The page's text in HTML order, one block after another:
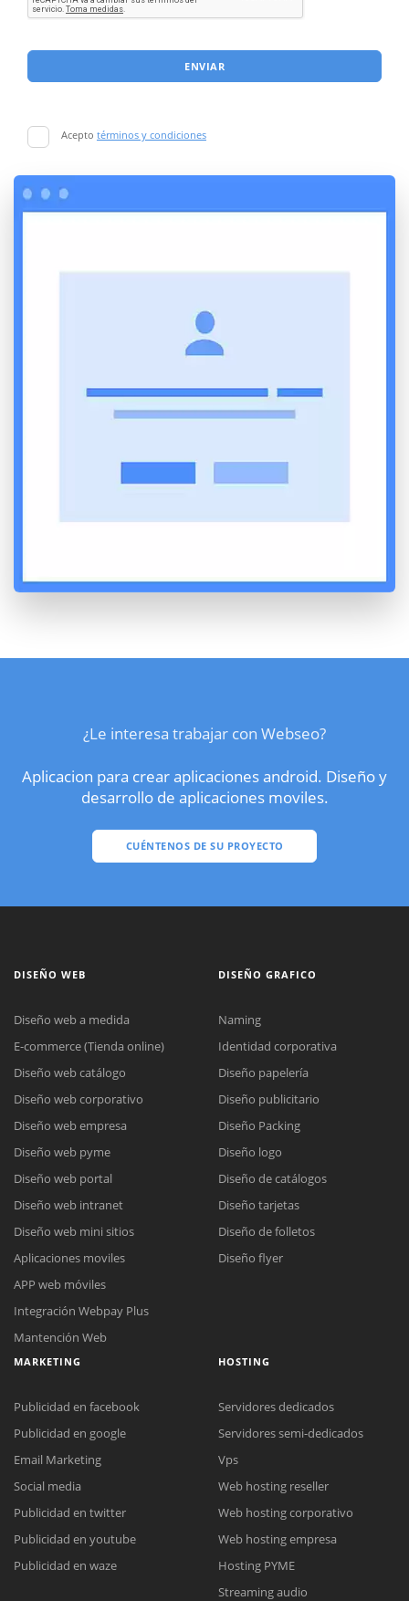
ENVIAR
Acepto términos y condiciones
¿Le interesa trabajar con Webseo?
Aplicacion para crear aplicaciones android. Diseño y
desarrollo de aplicaciones moviles.
CUÉNTENOS DE SU PROYECTO
Reunión online
Nuestros ejecutivos le enviarán un correo electrónico con el enlace a
Meet para la reunión online.
Cotización
Todos nuestros ejecutivos están fuera de línea. Complete el formulario
DISEÑO WEB
Diseño web a medida
E-commerce (Tienda online)
Diseño web catálogo
Diseño web corporativo
Diseño web empresa
Diseño web pyme
Diseño web portal
Diseño web intranet
Diseño web mini sitios
Aplicaciones moviles
APP web móviles
Integración Webpay Plus
Mantención Web
DISEÑO GRAFICO
Naming
Identidad corporativa
Diseño papelería
Diseño publicitario
Diseño Packing
Diseño logo
Diseño de catálogos
Diseño tarjetas
Diseño de folletos
Diseño flyer
MARKETING
Publicidad en facebook
Publicidad en google
Email Marketing
Social media
Publicidad en twitter
Publicidad en youtube
Publicidad en waze
HOSTING
Servidores dedicados
Servidores semi-dedicados
Vps
Web hosting reseller
Web hosting corporativo
Web hosting empresa
Hosting PYME
Streaming audio